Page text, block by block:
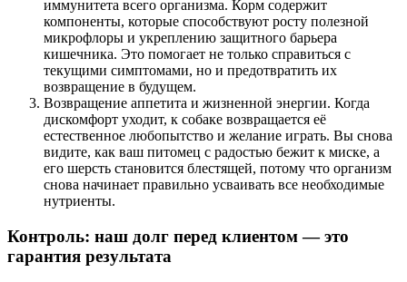
иммунитета всего организма. Корм содержит
компоненты, которые способствуют росту полезной
микрофлоры и укреплению защитного барьера
кишечника. Это помогает не только справиться с
текущими симптомами, но и предотвратить их
возвращение в будущем.
Возвращение аппетита и жизненной энергии. Когда
дискомфорт уходит, к собаке возвращается её
естественное любопытство и желание играть. Вы снова
видите, как ваш питомец с радостью бежит к миске, а
его шерсть становится блестящей, потому что организм
снова начинает правильно усваивать все необходимые
нутриенты.
Контроль: наш долг перед клиентом — это
гарантия результата